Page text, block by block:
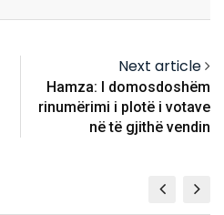
Next article
Hamza: I domosdoshëm
rinumërimi i plotë i votave
në të gjithë vendin